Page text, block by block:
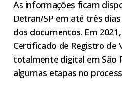
As informações ficam
Detran/SP em até três
dos documentos. Em
Certificado de Registro de
totalmente digital em São
algumas etapas no